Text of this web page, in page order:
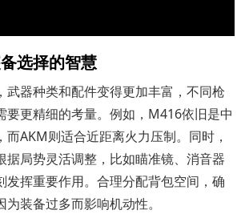
选择的智慧
武器种类和配件变得更加丰富，不同枪
要更精细的考量。例如，M416依旧是中
而AKM则适合近距离火力压制。同时，
据局势灵活调整，比如瞄准镜、消音器
发挥重要作用。合理分配背包空间，确
装备过多而影响机动性。